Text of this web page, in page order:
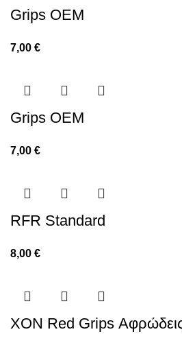
Grips OEM
7,00 €
Grips OEM
7,00 €
RFR Standard
8,00 €
XON Red Grips